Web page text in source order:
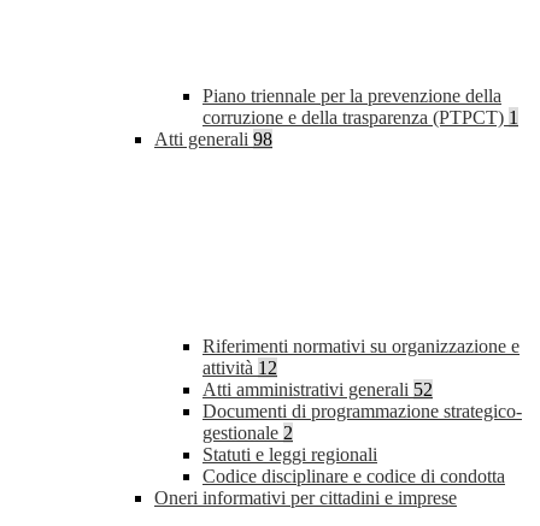
Piano triennale per la prevenzione della
corruzione e della trasparenza (PTPCT) 1
Atti generali 98
Riferimenti normativi su organizzazione e
attività 12
Atti amministrativi generali 52
Documenti di programmazione strategico-
gestionale 2
Statuti e leggi regionali
Codice disciplinare e codice di condotta
Oneri informativi per cittadini e imprese